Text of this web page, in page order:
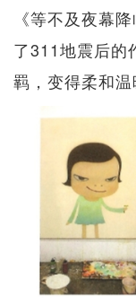
《等不及夜幕
了311地震后的
羁，变得柔和温